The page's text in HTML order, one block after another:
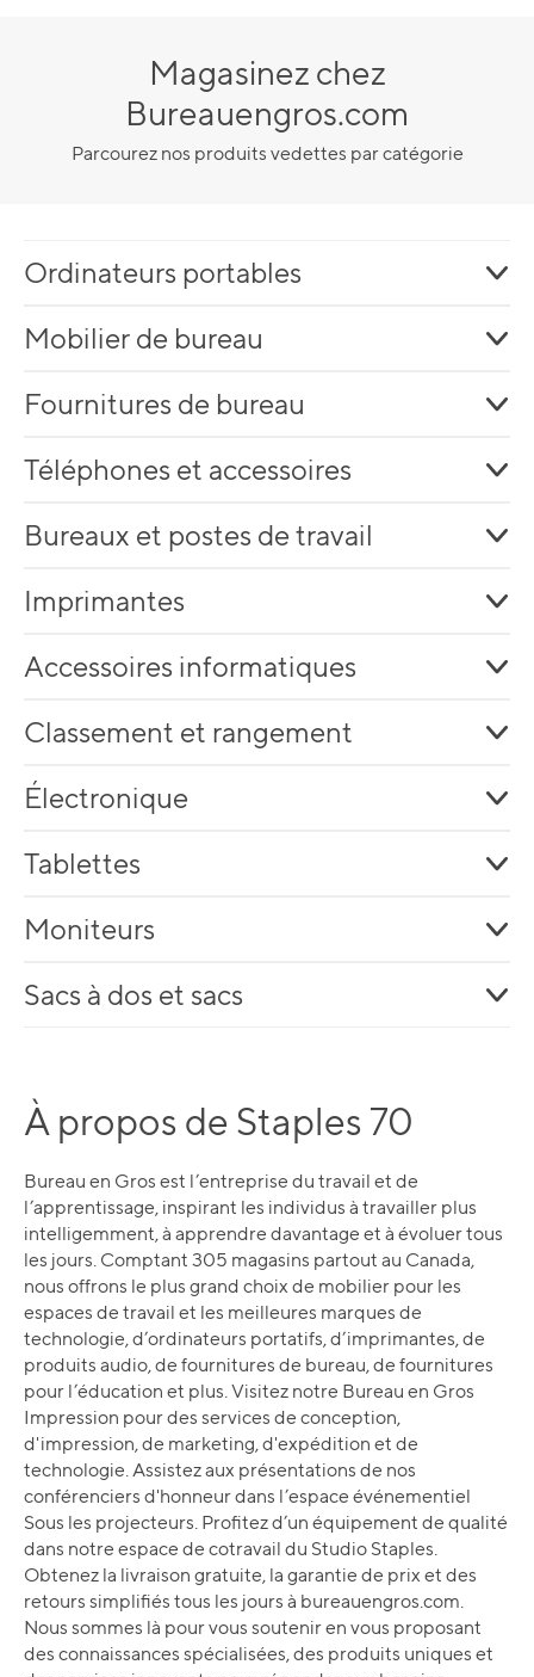
Magasinez chez
Bureauengros.com
Parcourez nos produits vedettes par catégorie
Ordinateurs portables
Mobilier de bureau
Fournitures de bureau
Téléphones et accessoires
Bureaux et postes de travail
Imprimantes
Accessoires informatiques
Classement et rangement
Électronique
Tablettes
Moniteurs
Sacs à dos et sacs
À propos de Staples 70
Bureau en Gros est l’entreprise du travail et de
l’apprentissage, inspirant les individus à travailler plus
intelligemment, à apprendre davantage et à évoluer tous
les jours. Comptant 305 magasins partout au Canada,
nous offrons le plus grand choix de mobilier pour les
espaces de travail et les meilleures marques de
technologie, d’ordinateurs portatifs, d’imprimantes, de
produits audio, de fournitures de bureau, de fournitures
pour l’éducation et plus. Visitez notre Bureau en Gros
Impression pour des services de conception,
d'impression, de marketing, d'expédition et de
technologie. Assistez aux présentations de nos
conférenciers d'honneur dans l’espace événementiel
Sous les projecteurs. Profitez d’un équipement de qualité
dans notre espace de cotravail du Studio Staples.
Obtenez la livraison gratuite, la garantie de prix et des
retours simplifiés tous les jours à bureauengros.com.
Nous sommes là pour vous soutenir en vous proposant
des connaissances spécialisées, des produits uniques et